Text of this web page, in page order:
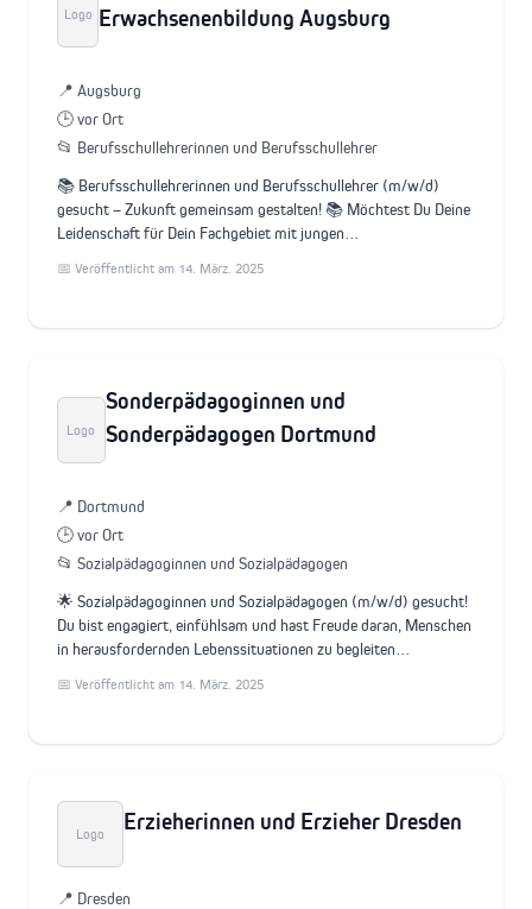
Logo Erwachsenenbildung Augsburg
📍 Augsburg
🕒 vor Ort
📂 Berufsschullehrerinnen und Berufsschullehrer
📚 Berufsschullehrerinnen und Berufsschullehrer (m/w/d)
gesucht – Zukunft gemeinsam gestalten! 📚 Möchtest Du Deine
Leidenschaft für Dein Fachgebiet mit jungen…
📅 Veröffentlicht am 14. März. 2025
Logo
Sonderpädagoginnen und
Sonderpädagogen Dortmund
📍 Dortmund
🕒 vor Ort
📂 Sozialpädagoginnen und Sozialpädagogen
🌟 Sozialpädagoginnen und Sozialpädagogen (m/w/d) gesucht!
Du bist engagiert, einfühlsam und hast Freude daran, Menschen
in herausfordernden Lebenssituationen zu begleiten…
📅 Veröffentlicht am 14. März. 2025
Logo Erzieherinnen und Erzieher Dresden
📍 Dresden